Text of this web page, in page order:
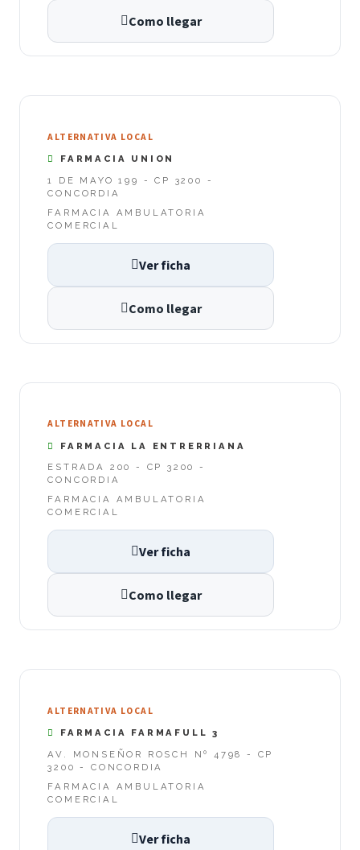
Como llegar
ALTERNATIVA LOCAL
FARMACIA UNION
1 DE MAYO 199 - CP 3200 -
CONCORDIA
FARMACIA AMBULATORIA
COMERCIAL
Ver ficha
Como llegar
ALTERNATIVA LOCAL
FARMACIA LA ENTRERRIANA
ESTRADA 200 - CP 3200 -
CONCORDIA
FARMACIA AMBULATORIA
COMERCIAL
Ver ficha
Como llegar
ALTERNATIVA LOCAL
FARMACIA FARMAFULL 3
AV. MONSEÑOR ROSCH Nº 4798 - CP
3200 - CONCORDIA
FARMACIA AMBULATORIA
COMERCIAL
Ver ficha